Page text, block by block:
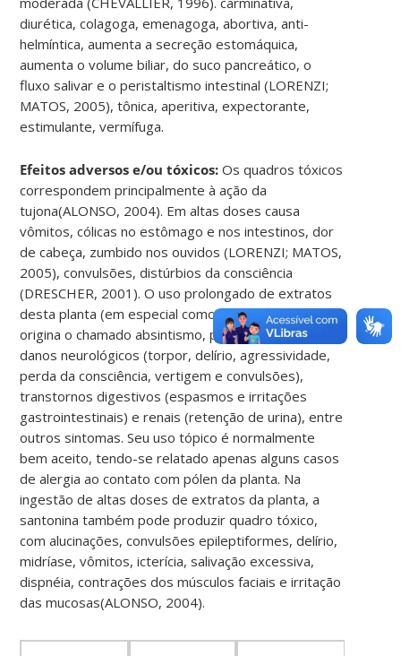
diurética, colagoga, emenagoga, abortiva, anti-
helmíntica, aumenta a secreção estomáquica,
aumenta o volume biliar, do suco pancreático, o
fluxo salivar e o peristaltismo intestinal (LORENZI;
MATOS, 2005), tônica, aperitiva, expectorante,
estimulante, vermífuga.
Efeitos adversos e/ou tóxicos: Os quadros tóxicos
correspondem principalmente à ação da
tujona(ALONSO, 2004). Em altas doses causa
vômitos, cólicas no estômago e nos intestinos, dor
de cabeça, zumbido nos ouvidos (LORENZI; MATOS,
2005), convulsões, distúrbios da consciência
(DRESCHER, 2001). O uso prolongado de extratos
desta planta (em especial como licor alcoólico)
origina o chamado absintismo, podendo ocasionar
danos neurológicos (torpor, delírio, agressividade,
perda da consciência, vertigem e convulsões),
transtornos digestivos (espasmos e irritações
gastrointestinais) e renais (retenção de urina), entre
outros sintomas. Seu uso tópico é normalmente
bem aceito, tendo-se relatado apenas alguns casos
de alergia ao contato com pólen da planta. Na
ingestão de altas doses de extratos da planta, a
santonina também pode produzir quadro tóxico,
com alucinações, convulsões epileptiformes, delírio,
midríase, vômitos, icterícia, salivação excessiva,
dispnéia, contrações dos músculos faciais e irritação
das mucosas(ALONSO, 2004).